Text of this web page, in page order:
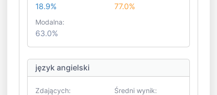
18.9% 77.0%
Modalna:
63.0%
język angielski
Zdających: Średni wynik: